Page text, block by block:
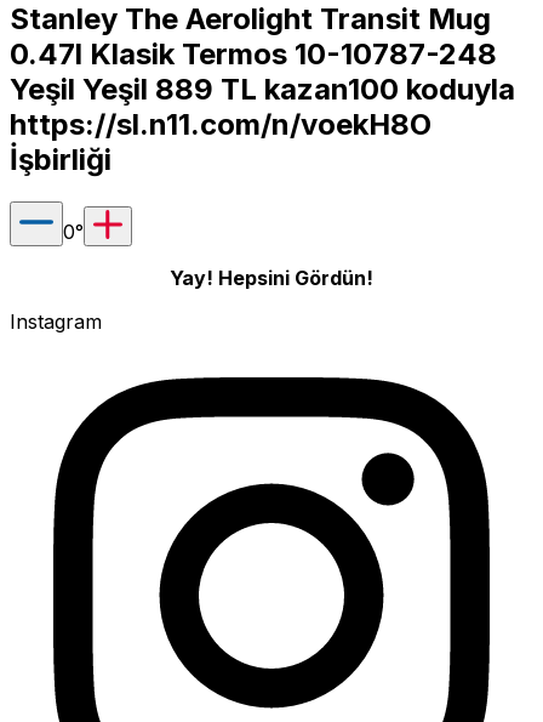
Stanley The Aerolight Transit Mug
0.47l Klasik Termos 10-10787-248
Yeşil Yeşil 889 TL kazan100 koduyla
https://sl.n11.com/n/voekH8O
İşbirliği
0°
Yay! Hepsini Gördün!
Instagram